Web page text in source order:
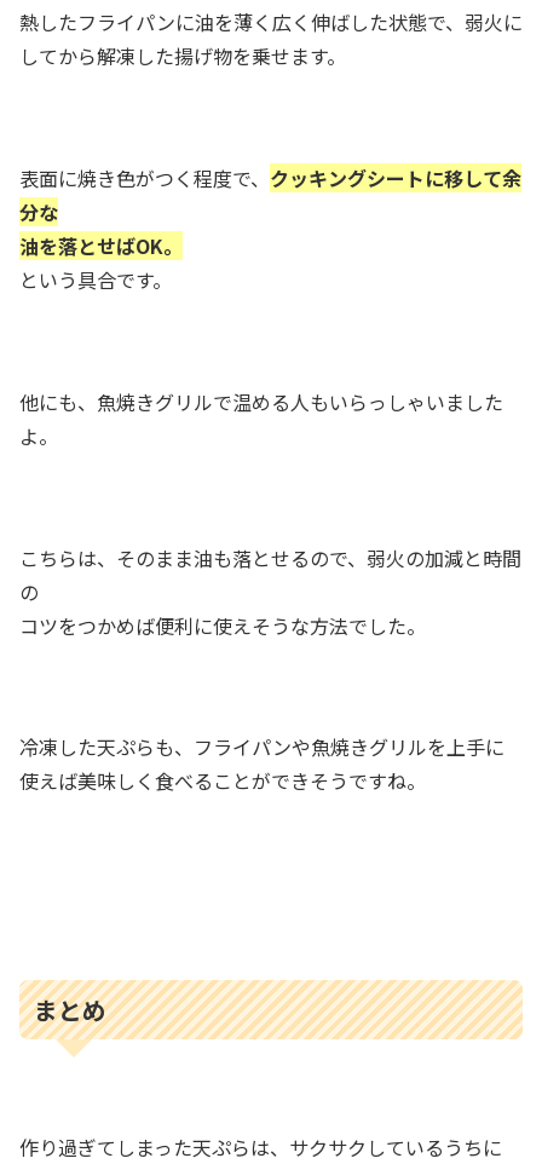
熱したフライパンに油を薄く広く伸ばした状態で、弱火に
してから解凍した揚げ物を乗せます。
表面に焼き色がつく程度で、 クッキングシートに移して余
分な
油を落とせばOK。
という具合です。
他にも、魚焼きグリルで温める人もいらっしゃいました
よ。
こちらは、そのまま油も落とせるので、弱火の加減と時間
の
コツをつかめば便利に使えそうな方法でした。
冷凍した天ぷらも、フライパンや魚焼きグリルを上手に
使えば美味しく食べることができそうですね。
まとめ
作り過ぎてしまった天ぷらは、サクサクしているうちに